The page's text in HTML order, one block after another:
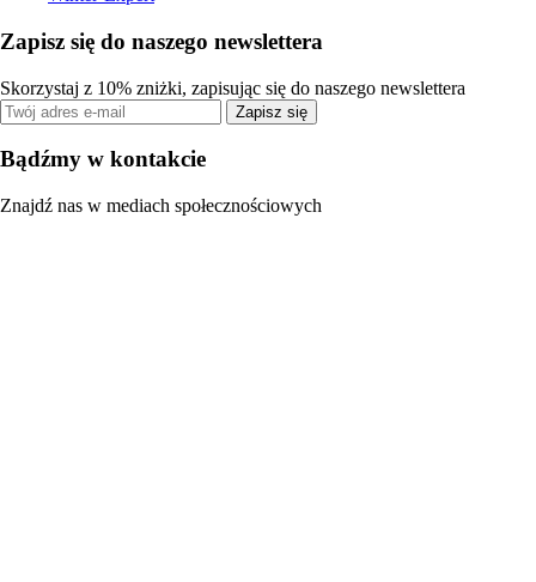
Zapisz się do naszego newslettera
Skorzystaj z 10% zniżki, zapisując się do naszego newslettera
Zapisz się
Bądźmy w kontakcie
Znajdź nas w mediach społecznościowych